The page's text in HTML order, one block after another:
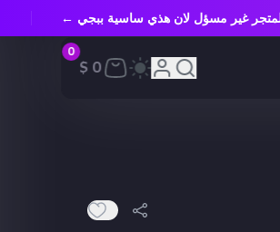
0
0 $
المتجر غير مسؤل لان هذي ساسية ببجي ←